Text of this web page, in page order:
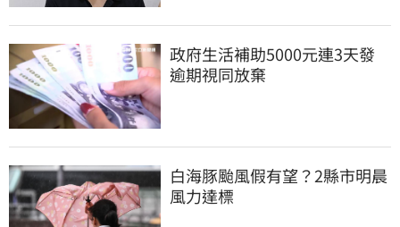
政府生活補助5000元連3天發
逾期視同放棄
白海豚颱風假有望？2縣市明晨
風力達標